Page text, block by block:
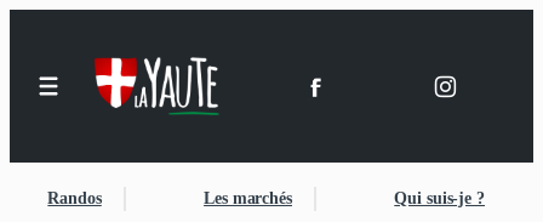
Randos Les marchés Qui suis-je ?